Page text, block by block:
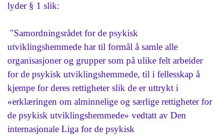
lyder § 1 slik:
"Samordningsrådet for de psykisk
utviklingshemmede har til formål å samle alle
organisasjoner og grupper som på ulike felt arbeider
for de psykisk utviklingshemmede, til i fellesskap å
kjempe for deres rettigheter slik de er uttrykt i
«erklæringen om alminnelige og særlige rettigheter for
de psykisk utviklingshemmede» vedtatt av Den
internasjonale Liga for de psykisk